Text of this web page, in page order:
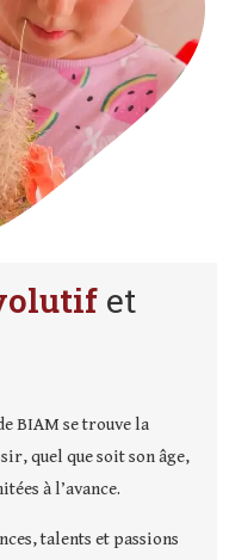
et
BIAM se trouve la
quel que soit son âge,
à l’avance.
talents et passions